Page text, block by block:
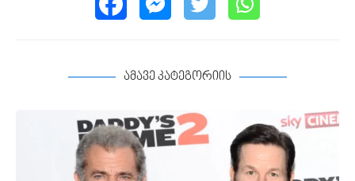
ამავე კატეგორიის